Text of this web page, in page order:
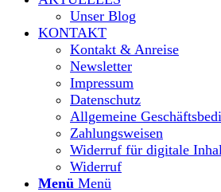
Unser Blog
KONTAKT
Kontakt & Anreise
Newsletter
Impressum
Datenschutz
Allgemeine
Zahlungsweisen
Widerruf für digitale
Widerruf
Menü Menü